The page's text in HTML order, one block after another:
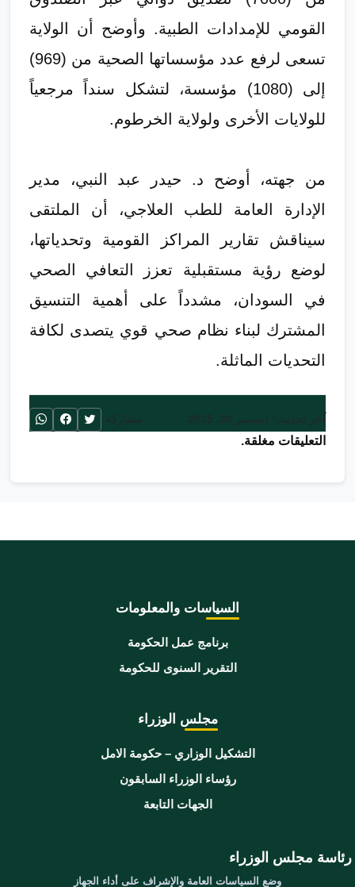
القومي للإمدادات الطبية. وأوضح أن الولاية
تسعى لرفع عدد مؤسساتها الصحية من (969)
إلى (1080) مؤسسة، لتشكل سنداً مرجعياً
للولايات الأخرى ولولاية الخرطوم.
​من جهته، أوضح د. حيدر عبد النبي، مدير
الإدارة العامة للطب العلاجي، أن الملتقى
سيناقش تقارير المراكز القومية وتحدياتها،
لوضع رؤية مستقبلية تعزز التعافي الصحي
في السودان، مشدداً على أهمية التنسيق
المشترك لبناء نظام صحي قوي يتصدى لكافة
التحديات الماثلة.
التعليقات مغلقة.
السياسات والمعلومات
برنامج عمل الحكومة
التقرير السنوى للحكومة
مجلس الوزراء
التشكيل الوزاري – حكومة الامل
رؤساء الوزراء السابقون
الجهات التابعة
رئاسة مجلس الوزراء
وضع السياسات العامة والإشراف على أداء الجهاز